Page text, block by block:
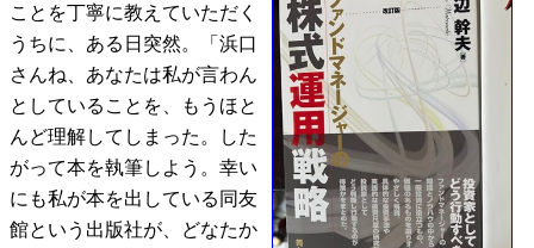
ことを丁寧に教えていただく
うちに、ある日突然。「浜口
さんね、あなたは私が言わん
としていることを、もうほと
んど理解してしまった。した
がって本を執筆しよう。幸い
にも私が本を出している同友
館という出版社が、どなたか